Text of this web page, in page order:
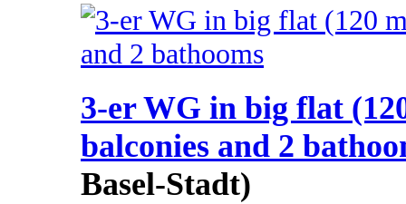
3-er WG in big flat
balconies and 2
Basel-Stadt)